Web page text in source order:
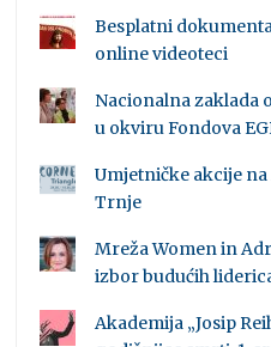
Besplatni
online videoteci
Nacionalna zaklada
u okviru Fondova
Umjetničke akcije
Trnje
Mreža Women in
izbor budućih
Akademija „Josip